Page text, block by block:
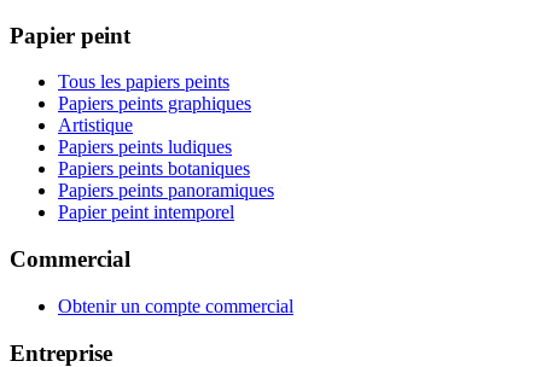
Papier peint
Tous les papiers peints
Papiers peints graphiques
Artistique
Papiers peints ludiques
Papiers peints botaniques
Papiers peints panoramiques
Papier peint intemporel
Commercial
Obtenir un compte commercial
Entreprise